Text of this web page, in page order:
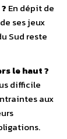
En dépit de
ses jeux
Sud reste
le haut ?
difficile
aux